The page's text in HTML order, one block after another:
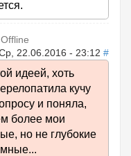
Offline
22.06.2016 - 23:12 #
идеей, хоть
кучу
и поняла,
более мои
но не глубокие